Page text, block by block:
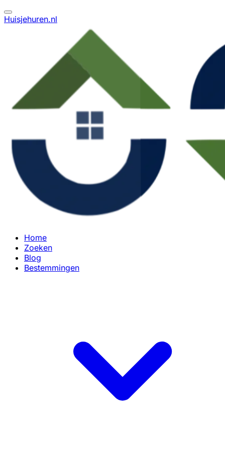
Huisjehuren.nl
Home
Zoeken
Blog
Bestemmingen